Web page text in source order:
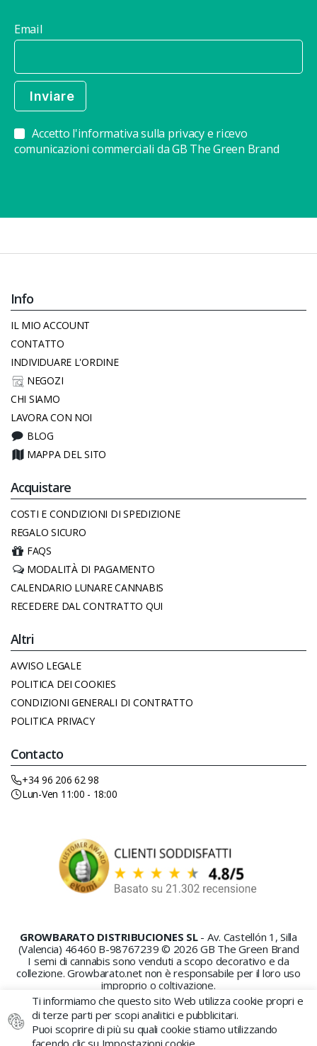
Email
Accetto l'informativa sulla privacy e ricevo
comunicazioni commerciali da GB The Green Brand
Info
IL MIO ACCOUNT
CONTATTO
INDIVIDUARE L'ORDINE
NEGOZI
CHI SIAMO
LAVORA CON NOI
BLOG
MAPPA DEL SITO
Acquistare
COSTI E CONDIZIONI DI SPEDIZIONE
REGALO SICURO
FAQS
MODALITÀ DI PAGAMENTO
CALENDARIO LUNARE CANNABIS
RECEDERE DAL CONTRATTO QUI
Altri
AVVISO LEGALE
POLITICA DEI COOKIES
CONDIZIONI GENERALI DI CONTRATTO
POLITICA PRIVACY
Contacto
+34 96 206 62 98
Lun-Ven 11:00 - 18:00
GROWBARATO DISTRIBUCIONES SL - Av. Castellón 1, Silla
(Valencia) 46460 B-98767239 © 2026 GB The Green Brand
I semi di cannabis sono venduti a scopo decorativo e da
collezione. Growbarato.net non è responsabile per il loro uso
improprio o coltivazione.
Ti informiamo che questo sito Web utilizza cookie propri e
di terze parti per scopi analitici e pubblicitari.
Puoi scoprire di più su quali cookie stiamo utilizzando
facendo clic su Impostazioni cookie.